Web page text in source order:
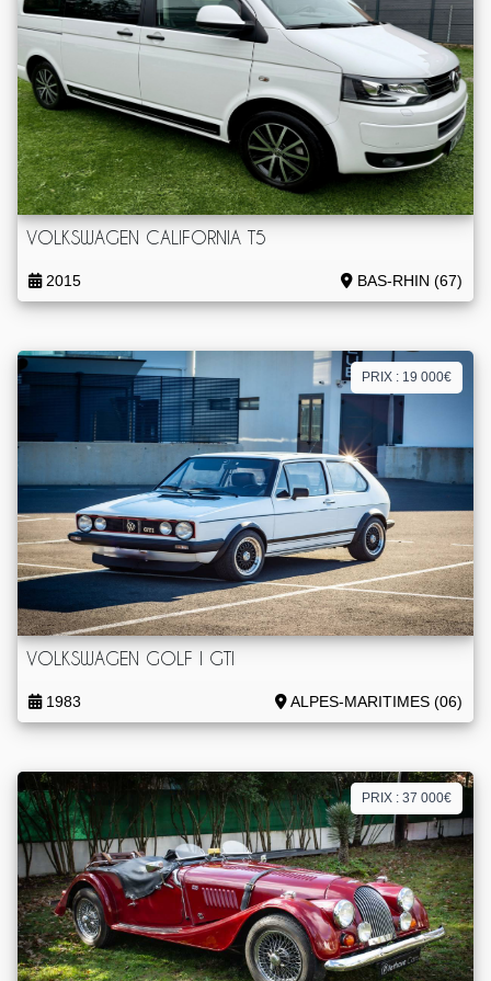
VOLKSWAGEN CALIFORNIA T5
2015 BAS-RHIN (67)
PRIX : 19 000€
VOLKSWAGEN GOLF I GTI
1983 ALPES-MARITIMES (06)
PRIX : 37 000€